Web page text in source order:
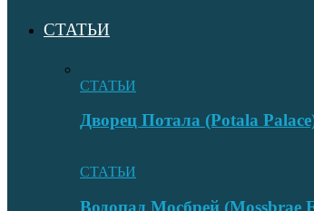
СТАТЬИ
СТАТЬИ
Дворец Потала (Potala
СТАТЬИ
Водопад Мосбрей